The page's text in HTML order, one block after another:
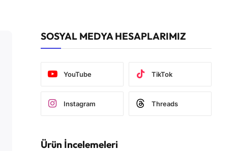
SOSYAL MEDYA HESAPLARIMIZ
YouTube TikTok
Instagram Threads
Ürün İncelemeleri